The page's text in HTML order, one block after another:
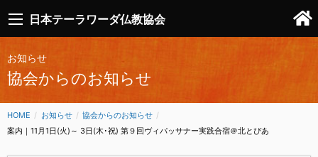
日本テーラワーダ仏教協会
お知らせ
協会からのお知らせ
HOME お知らせ
協会からのお知らせ
CURRENT:
案内｜11月1日(火)～ 3日(木･祝) 第９回ヴィパッサナー実践合宿＠北とぴあ